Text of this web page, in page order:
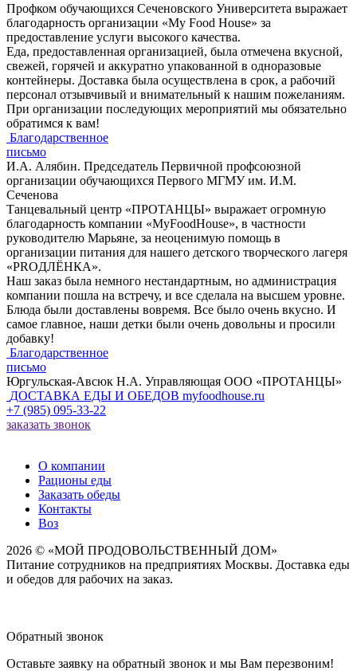
Профком обучающихся Сеченовского Университета выражает
благодарность организации «My Food House» за
предоставление услуги высокого качества.
Еда, предоставленная организацией, была отмечена вкусной,
свежей, горячей и аккуратно упакованной в одноразовые
контейнеры. Доставка была осуществлена в срок, а рабочий
персонал отзывчивый и внимательный к нашим пожеланиям.
При организации последующих мероприятий мы обязательно
обратимся к вам!
Благодарственное
письмо
И.А. Алябин. Председатель Первичной профсоюзной
организации обучающихся Первого МГМУ им. И.М.
Сеченова
Танцевальный центр «ПРОТАНЦЫ» выражает огромную
благодарность компании «MyFoodHouse», в частности
руководителю Марьяне, за неоценимую помощь в
организации питания для нашего детского творческого лагеря
«PROДЛЁНКА».
Наш заказ была немного нестандартным, но администрация
компании пошла на встречу, и все сделала на высшем уровне.
Блюда были доставлены вовремя. Все было очень вкусно. И
самое главное, наши детки были очень довольны и просили
добавку!
Благодарственное
письмо
Юргульская-Авсюк Н.А. Управляющая ООО «ПРОТАНЦЫ»
ДОСТАВКА ЕДЫ И ОБЕДОВ myfoodhouse.ru
+7 (985) 095-33-22
заказать звонок
О компании
Рационы еды
Заказать обеды
Контакты
Воз
2026 © «МОЙ ПРОДОВОЛЬСТВЕННЫЙ ДОМ»
Питание сотрудников на предприятиях Москвы. Доставка еды
и обедов для рабочих на заказ.
Обратный звонок
Оставьте заявку на обратный звонок и мы Вам перезвоним!